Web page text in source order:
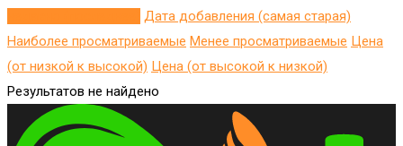
Дата добавления (самая старая)
Наиболее просматриваемые Менее просматриваемые Цена
(от низкой к высокой) Цена (от высокой к низкой)
Результатов не найдено